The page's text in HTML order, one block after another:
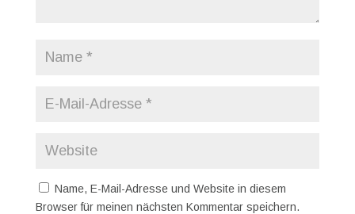
Name, E-Mail-Adresse und Website in diesem
Browser für meinen nächsten Kommentar speichern.